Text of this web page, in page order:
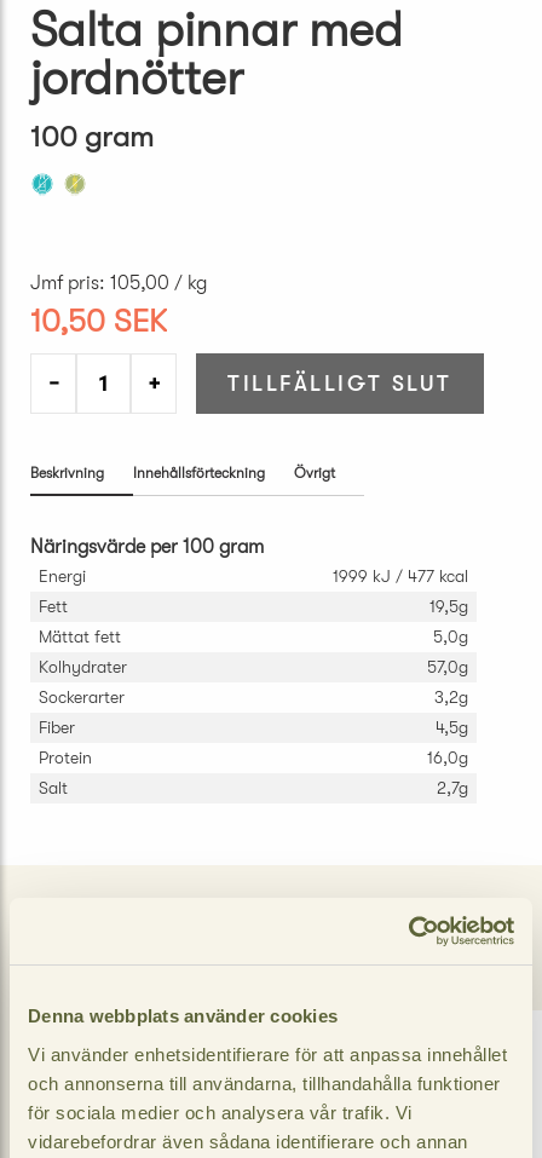
Denna webbplats använder cookies
Vi använder enhetsidentifierare för att anpassa innehållet
och annonserna till användarna, tillhandahålla funktioner
för sociala medier och analysera vår trafik. Vi
vidarebefordrar även sådana identifierare och annan
Salta pinnar med
jordnötter
100 gram
Jmf pris: 105,00 / kg
10,50 SEK
− + TILLFÄLLIGT SLUT
Beskrivning Innehållsförteckning Övrigt
Näringsvärde per 100 gram
Energi
1999 kJ / 477 kcal
Fett
19,5g
Mättat fett
5,0g
Kolhydrater
57,0g
Sockerarter
3,2g
Fiber
4,5g
Protein
16,0g
Salt
2,7g
LIKNANDE PRODUKTER